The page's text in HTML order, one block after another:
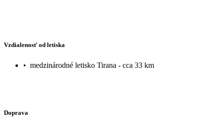
Vzdialenosť od letiska
• medzinárodné letisko Tirana - cca 33 km
Doprava